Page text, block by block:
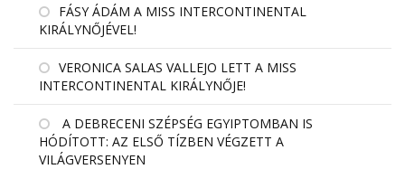
FÁSY ÁDÁM A MISS INTERCONTINENTAL
KIRÁLYNŐJÉVEL!
VERONICA SALAS VALLEJO LETT A MISS
INTERCONTINENTAL KIRÁLYNŐJE!
A DEBRECENI SZÉPSÉG EGYIPTOMBAN IS
HÓDÍTOTT: AZ ELSŐ TÍZBEN VÉGZETT A
VILÁGVERSENYEN